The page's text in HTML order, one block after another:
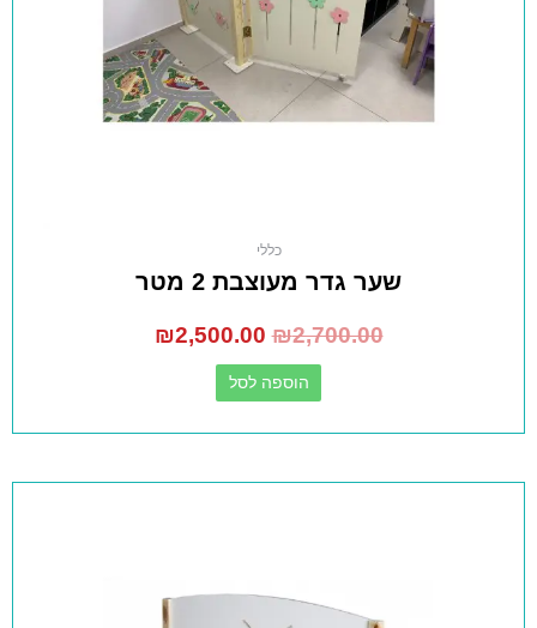
כללי
שער גדר מעוצבת 2 מטר
₪2,700.00
₪2,500.00
הוספה לסל